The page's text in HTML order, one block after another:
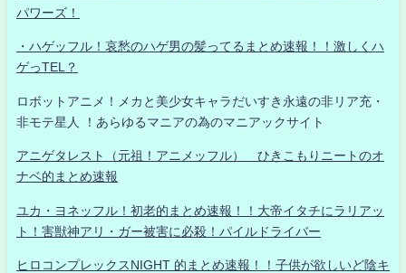
パワーズ！
・ハゲッフル！哀愁のハゲ男の髪ってるまとめ速報！！激しくハ
ゲっTEL？
ロボットアニメ！メカと美少女キャラだいすき永遠の非リア充・
非モテ星人 ！あらゆるマニアの為のマニアックサイト
アニゲタレスト（元祖！アニメッフル） ひきこもりニートのオ
ナベ的まとめ速報
ユカ・ヨネッフル！初老的まとめ速報！！大帝イタチにラリアッ
ト！害獣神アリ・ガー被害に必殺！パイルドライバー
ヒロコンプレックスNIGHT 的まとめ速報！！子供が欲しいど陰キ